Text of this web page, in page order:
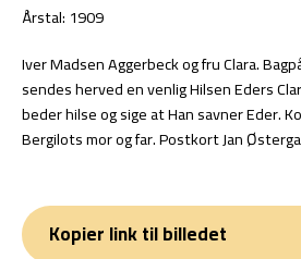
Årstal: 1909
Iver Madsen Aggerbeck og fru Clara.
sendes herved en venlig Hilsen Eders
beder hilse og sige at Han savner Eder.
Bergilots mor og far. Postkort Jan
Kopier link til billedet